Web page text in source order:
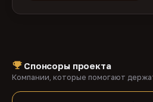
Спонсоры проекта
Компании, которые помогают